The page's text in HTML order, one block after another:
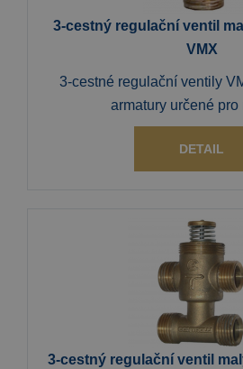
3-cestný regulační ventil
VMX
3-cestné regulační ventily
armatury určené pro
DETAIL
3-cestný regulační ventil